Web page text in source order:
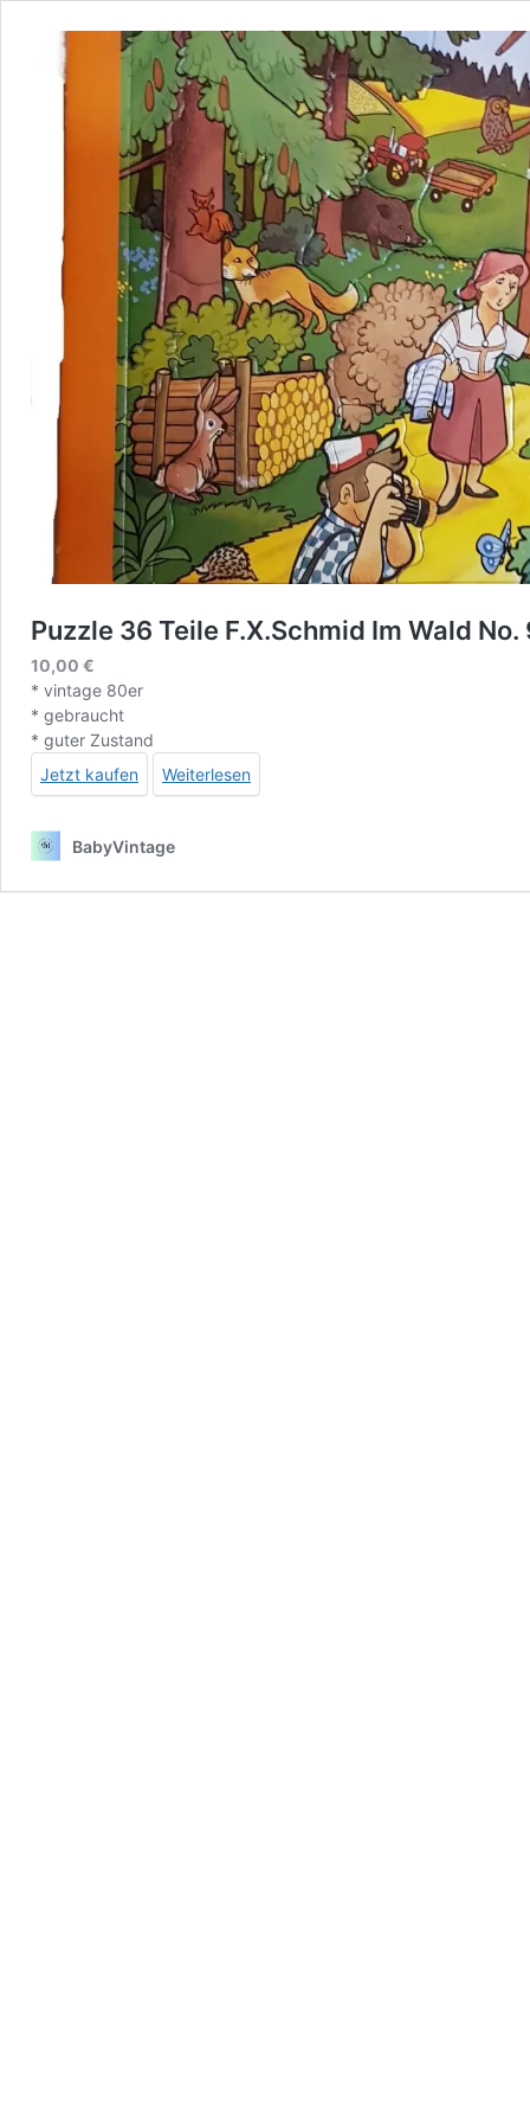
Puzzle 36 Teile F.X.Schmid Im Wald
10,00 €
* vintage 80er
* gebraucht
* guter Zustand
Jetzt kaufen
Weiterlesen
BabyVintage